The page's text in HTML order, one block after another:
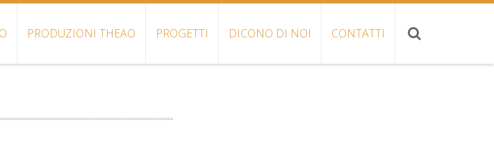
PRODUZIONI THEAO PROGETTI DICONO DI NOI CONTATTI